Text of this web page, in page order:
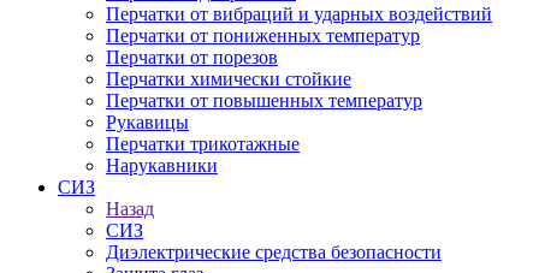
Перчатки от вибраций и ударных воздействий
Перчатки от пониженных температур
Перчатки от порезов
Перчатки химически стойкие
Перчатки от повышенных температур
Рукавицы
Перчатки трикотажные
Нарукавники
СИЗ
Назад
СИЗ
Диэлектрические средства безопасности